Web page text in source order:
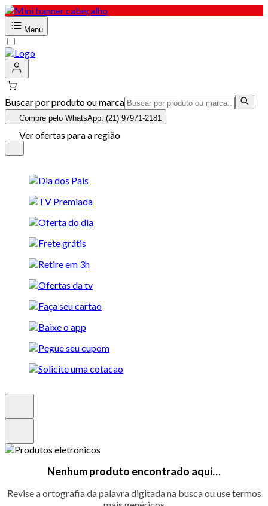
Menu
Buscar por produto ou marca
Compre pelo WhatsApp: (21) 97971-2181
Ver ofertas para a região
Nenhum produto encontrado aqui…
Revise a ortografia da palavra digitada na busca ou use termos